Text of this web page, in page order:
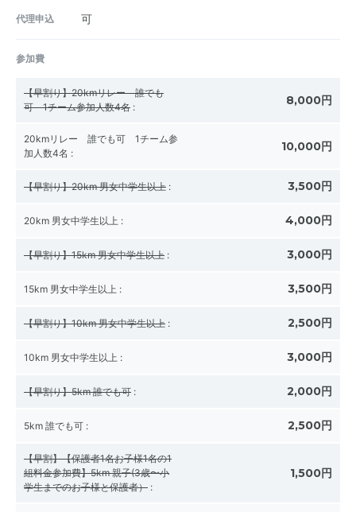
代理申込 可
参加費
【早割り】20kmリレー 誰でも
可 1チーム参加人数4名 : 8,000円
20kmリレー 誰でも可 1チーム参
加人数4名 : 10,000円
【早割り】20km 男女中学生以上 : 3,500円
20km 男女中学生以上 : 4,000円
【早割り】15km 男女中学生以上 : 3,000円
15km 男女中学生以上 : 3,500円
【早割り】10km 男女中学生以上 : 2,500円
10km 男女中学生以上 : 3,000円
【早割り】5km 誰でも可 : 2,000円
5km 誰でも可 : 2,500円
【早割】【保護者1名お子様1名の1
組料金参加費】5km 親子(3歳〜小
学生までのお子様と保護者） :
1,500円